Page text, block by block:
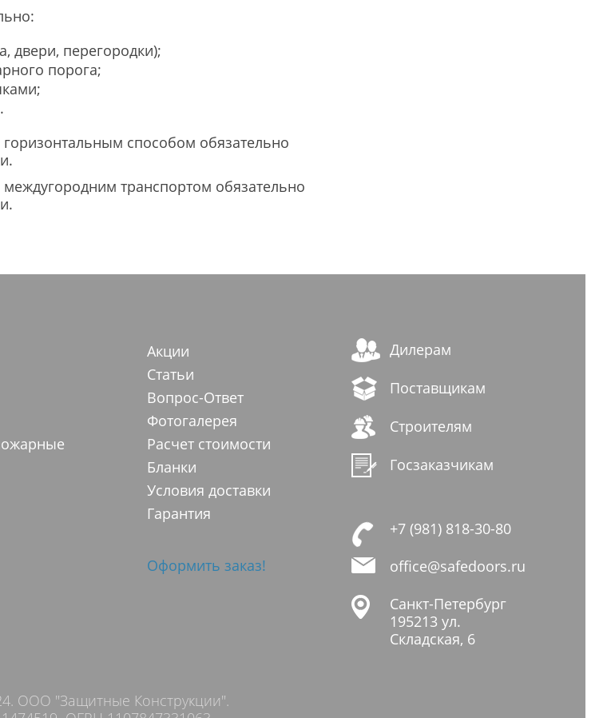
двери, перегородки);
порога;
способом обязательно
транспортом обязательно
Акции
Статьи
Вопрос-Ответ
Фотогалерея
Расчет стоимости
Бланки
Условия доставки
Гарантия
Оформить заказ!
Дилерам
Поставщикам
Строителям
Госзаказчикам
+7 (981) 818-30-80
office@safedoors.ru
Санкт-Петербург
195213 ул.
Складская, 6
ООО "Защитные Конструкции".